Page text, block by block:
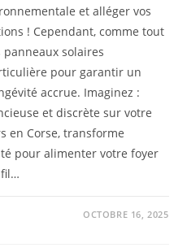
et alléger vos
! Cependant, comme tout
solaires
pour garantir un
accrue. Imaginez :
et discrète sur votre
en Corse, transforme
pour alimenter votre foyer
fil…
OCTOBRE 16, 2025